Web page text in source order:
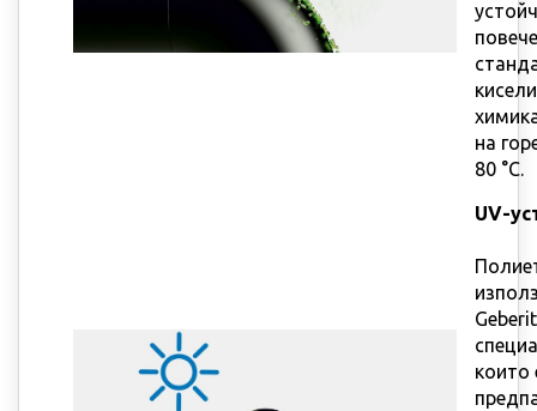
на
80 °C.
UV-
които